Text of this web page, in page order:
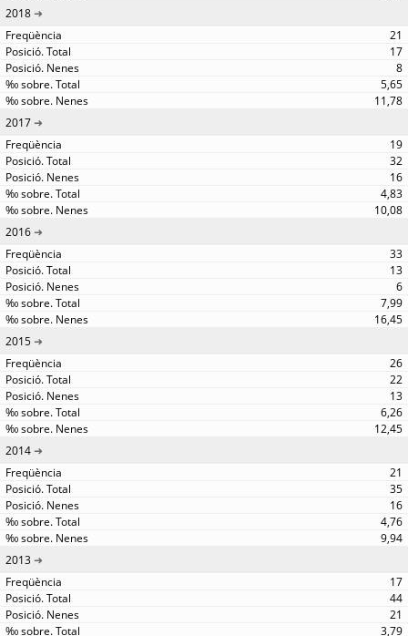
2018
21
17
8
5,65
11,78
2017
19
32
16
4,83
10,08
2016
33
13
6
7,99
16,45
2015
26
22
13
6,26
12,45
2014
21
35
16
4,76
9,94
2013
17
44
21
3,79